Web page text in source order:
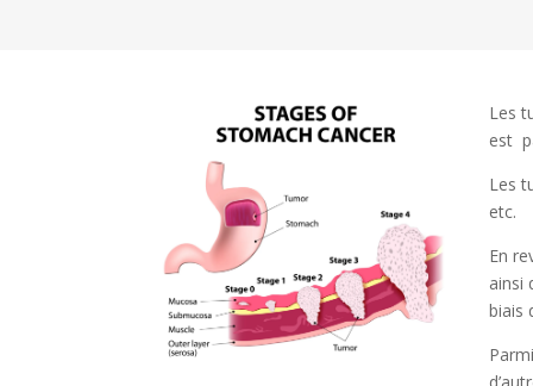
Les
est
Les
etc.
En
ainsi
biais